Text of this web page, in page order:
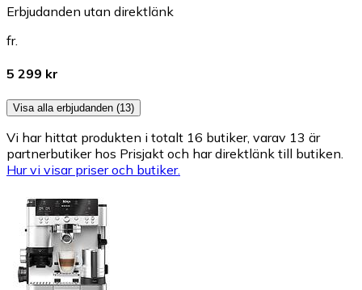
Erbjudanden utan direktlänk
fr.
5 299 kr
Visa alla erbjudanden (13)
Vi har hittat produkten i totalt 16 butiker, varav 13 är
partnerbutiker hos Prisjakt och har direktlänk till butiken.
Hur vi visar priser och butiker.